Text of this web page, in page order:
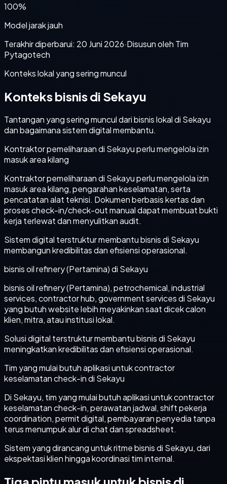
100%
Model jarak jauh
Terakhir diperbarui: 20 Juni 2026·Disusun oleh Tim
Pytagotech
Konteks lokal yang sering muncul
Konteks bisnis di Sekayu
Tantangan yang sering muncul dari bisnis lokal di Sekayu
dan bagaimana sistem digital membantu.
Kontraktor pemeliharaan di Sekayu perlu mengelola izin
masuk area kilang
Kontraktor pemeliharaan di Sekayu perlu mengelola izin
masuk area kilang, pengarahan keselamatan, serta
pencatatan alat teknisi. Dokumen berbasis kertas dan
proses check-in/check-out manual dapat membuat bukti
kerja terlewat dan menyulitkan audit.
Sistem digital terstruktur membantu bisnis di Sekayu
membangun kredibilitas dan efisiensi operasional.
bisnis oil refinery (Pertamina) di Sekayu
bisnis oil refinery (Pertamina), petrochemical, industrial
services, contractor hub, government services di Sekayu
yang butuh website lebih meyakinkan saat dicek calon
klien, mitra, atau institusi lokal.
Solusi digital terstruktur membantu bisnis di Sekayu
meningkatkan kredibilitas dan efisiensi operasional.
Tim yang mulai butuh aplikasi untuk contractor
keselamatan check-in di Sekayu
Di Sekayu, tim yang mulai butuh aplikasi untuk contractor
keselamatan check-in, perawatan jadwal, shift pekerja
coordination, permit digital, pembayaran penyedia tanpa
terus menumpuk alur di chat dan spreadsheet.
Sistem yang dirancang untuk ritme bisnis di Sekayu, dari
ekspektasi klien hingga koordinasi tim internal.